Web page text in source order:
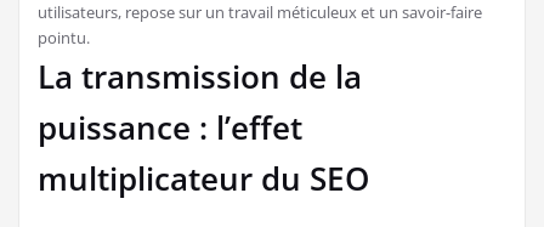
utilisateurs, repose sur un travail méticuleux et un savoir-faire
pointu.
La transmission de la
puissance : l’effet
multiplicateur du SEO